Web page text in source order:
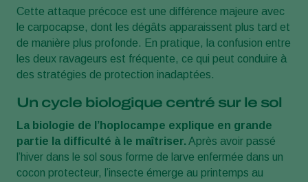
Cette attaque précoce est une différence majeure avec
le carpocapse, dont les dégâts apparaissent plus tard et
de manière plus profonde. En pratique, la confusion entre
les deux ravageurs est fréquente, ce qui peut conduire à
des stratégies de protection inadaptées.
Un cycle biologique centré sur le sol
La biologie de l’hoplocampe explique en grande
partie la difficulté à le maîtriser. Après avoir passé
l’hiver dans le sol sous forme de larve enfermée dans un
cocon protecteur, l’insecte émerge au printemps au